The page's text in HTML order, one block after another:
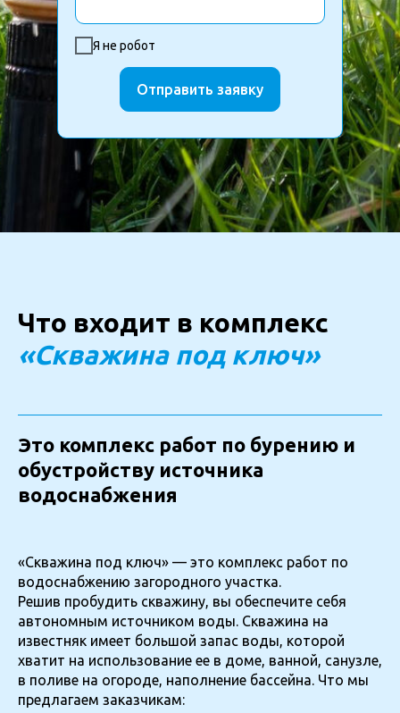
Я не робот
Отправить заявку
Что входит в комплекс
«Скважина под ключ»
Это комплекс работ по бурению и
обустройству источника
водоснабжения
«Скважина под ключ» — это комплекс работ по
водоснабжению загородного участка.
Решив пробудить скважину, вы обеспечите себя
автономным источником воды. Скважина на
известняк имеет большой запас воды, которой
хватит на использование ее в доме, ванной, санузле,
в поливе на огороде, наполнение бассейна. Что мы
предлагаем заказчикам: